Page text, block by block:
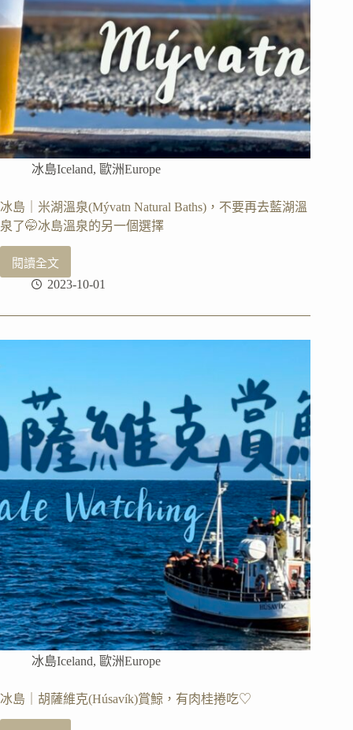
請
（資
料
準
備、
申
請
表
填
寫、
申
流
程）
冰島Iceland, 歐洲Europe
冰島｜米湖溫泉(Mývatn Natural Baths)，不要再去藍湖溫
泉了🤭冰島溫泉的另一個選擇
閱讀全文
冰
島
米
(Mývatn
Natural
Baths)，
不
要
再
去
藍
湖
溫
泉
了
🤭
冰
島
溫
泉
的
一
2023-10-01
冰島Iceland, 歐洲Europe
冰島｜胡薩維克(Húsavík)賞鯨，有肉桂捲吃♡